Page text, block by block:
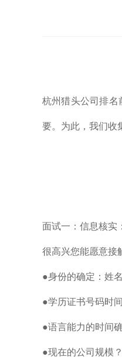
杭州猎头公司排名
要。为此，我们收
面试一：信息核实：
很高兴您能愿意接
●身份的确定：姓
●学历证书号码时
●语言能力的时间
●现在的公司规模